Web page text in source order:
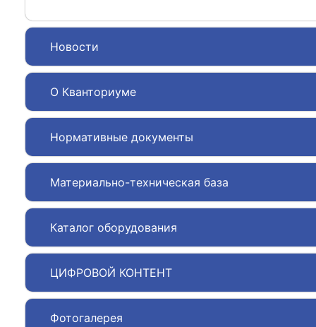
Новости
О Кванториуме
Нормативные документы
Материально-техническая база
Каталог оборудования
ЦИФРОВОЙ КОНТЕНТ
Фотогалерея